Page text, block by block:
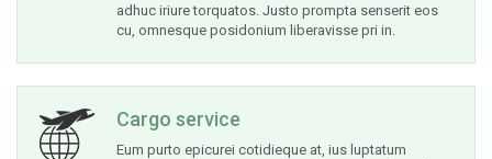
adhuc iriure torquatos. Justo prompta senserit eos
cu, omnesque posidonium liberavisse pri in.
Cargo service
Eum purto epicurei cotidieque at, ius luptatum